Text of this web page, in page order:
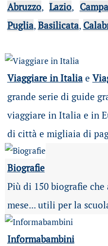
Abruzzo,Lazio,
Puglia, Basilicata,
Viaggiare in Italiae
grande serie di guide
viaggiare in Italia e in
di città e migliaia di
Biografie
Più di 150 biografie
mese... utili per la
Informabambini